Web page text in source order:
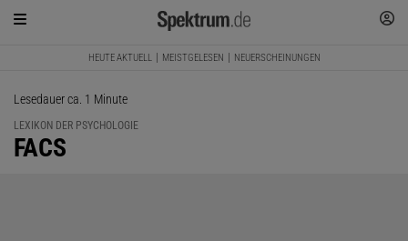
HEUTE AKTUELL MEISTGELESEN NEUERSCHEINUNGEN
Lesedauer ca. 1 Minute
LEXIKON DER PSYCHOLOGIE
:
FACS